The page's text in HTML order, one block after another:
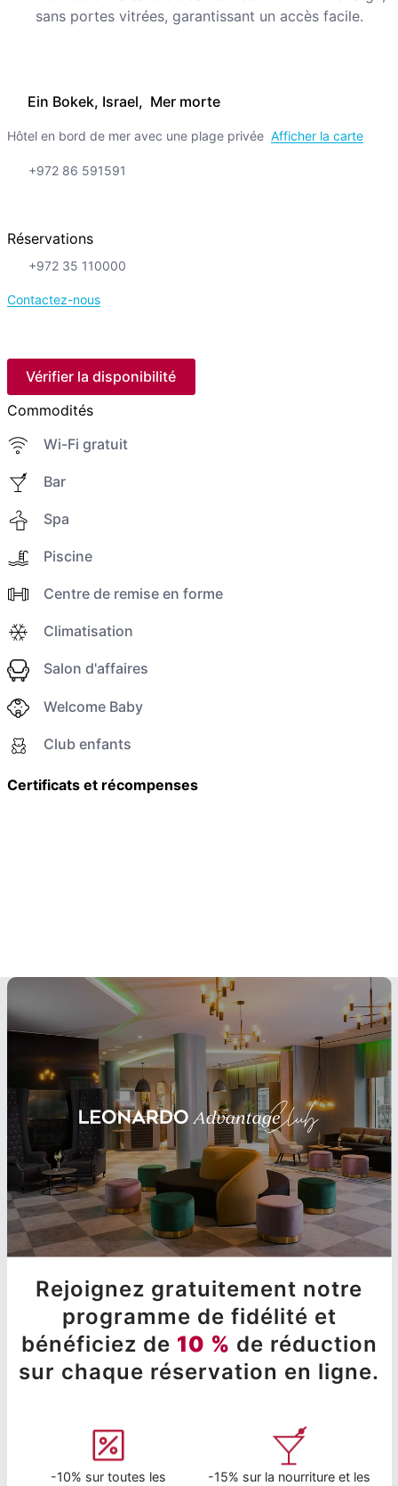
Ein Bokek, Israel, Mer morte
Hôtel en bord de mer avec une plage privée Afficher la carte
+972 86 591591
Réservations
+972 35 110000
Contactez-nous
Vérifier la disponibilité
Commodités
Wi-Fi gratuit
Bar
Spa
Piscine
Centre de remise en forme
Climatisation
Salon d'affaires
Welcome Baby
Club enfants
Certificats et récompenses
sans portes vitrées, garantissant un accès facile.
Rejoignez gratuitement notre
programme de fidélité et
bénéficiez de 10 % de réduction
sur chaque réservation en ligne.
-10% sur toutes les
-15% sur la nourriture et les